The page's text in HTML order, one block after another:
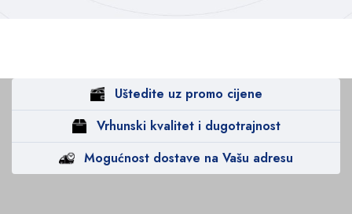
Uštedite uz promo cijene
Vrhunski kvalitet i dugotrajnost
Mogućnost dostave na Vašu adresu